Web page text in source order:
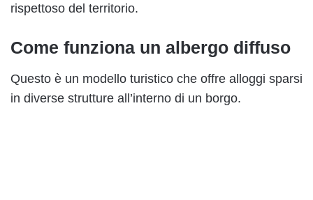
rispettoso del territorio.
Come funziona un albergo diffuso
Questo è un modello turistico che offre alloggi sparsi
in diverse strutture all’interno di un borgo.